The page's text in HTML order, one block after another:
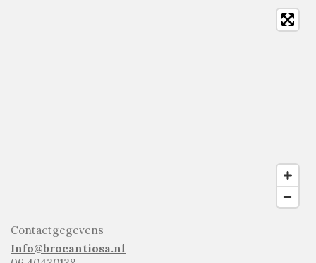
Contactgegevens
Info@brocantiosa.nl